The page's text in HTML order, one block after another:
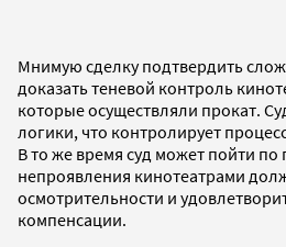
Мнимую сделку подтвердить
доказать теневой контроль
которые осуществляли прокат.
логики, что контролирует
В то же время суд может пойти по
непроявления кинотеатрами
осмотрительности и
компенсации.